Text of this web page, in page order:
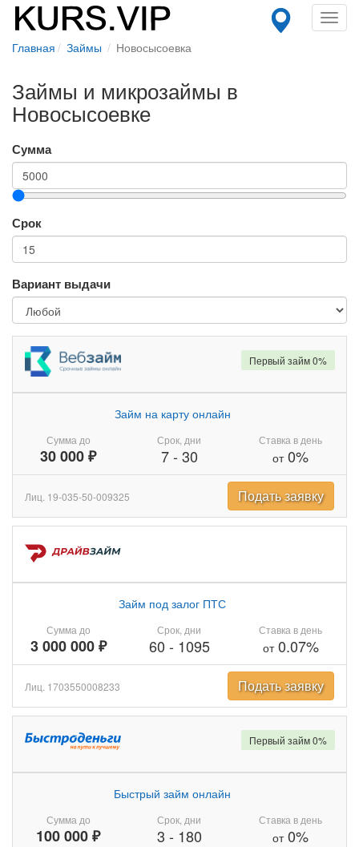
Главная Займы Новосысоевка
Займы и микрозаймы в
Новосысоевке
Сумма
Срок
Вариант выдачи
Сумма до
30 000 ₽
Займ на карту онлайн
Срок, дни
7- 30
Ставка в день
от0%
Первый займ 0%
Лиц. 19-035-50-009325 Подать заявку
Сумма до
3 000 000 ₽
Займ под залог ПТС
Срок, дни
60 - 1095
Ставка в день
от0.07%
Лиц. 1703550008233 Подать заявку
Сумма до
100 000 ₽
Быстрый займ онлайн
Срок, дни
3 - 180
Ставка в день
от0%
Первый займ 0%